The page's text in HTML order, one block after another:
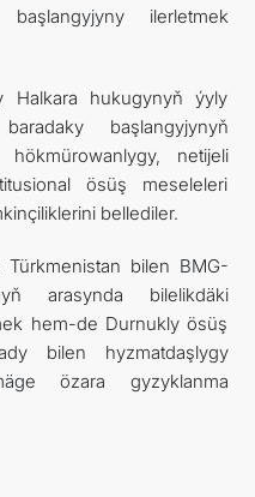
ilerletmek
Halkara hukugynyň ýyly
başlangyjynyň
netijeli
ösüş meseleleri
bellediler.
bilen BMG-
arasynda bilelikdäki
hem-de Durnukly ösüş
bilen hyzmatdaşlygy
özara gyzyklanma